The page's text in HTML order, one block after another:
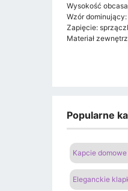
Wysokość
Wzór
Zapięcie:
Materiał
Popularne
Kapcie
Eleganckie